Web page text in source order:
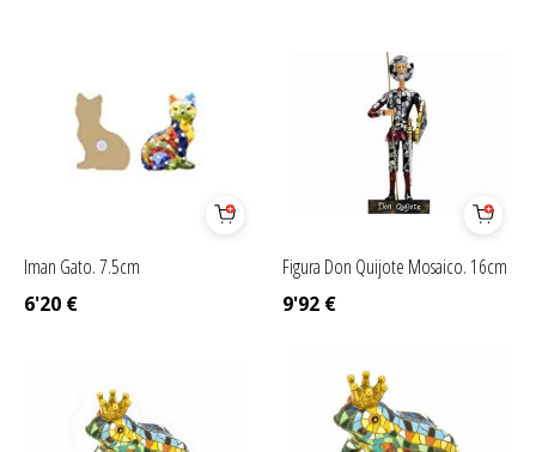
Iman Gato. 7.5cm
6'20 €
Figura Don Quijote Mosaico. 16cm
9'92 €